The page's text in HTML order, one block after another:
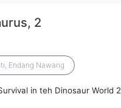
2
Endang Nawang
in teh Dinosaur World 2